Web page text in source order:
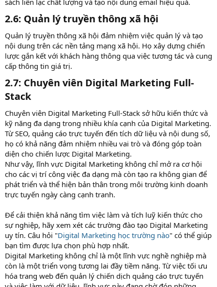
2.6: Quản lý truyền thông xã hội​
Quản lý truyền thông xã hội đảm nhiệm việc quản lý và tạo
nội dung trên các nền tảng mạng xã hội. Họ xây dựng chiến
lược gắn kết với khách hàng thông qua việc tương tác và cung
cấp thông tin giá trị.
2.7: Chuyên viên Digital Marketing Full-
Stack​
Chuyên viên Digital Marketing Full-Stack sở hữu kiến thức và
kỹ năng đa dạng trong nhiều khía cạnh của Digital Marketing.
Từ SEO, quảng cáo trực tuyến đến tích dữ liệu và nội dung số,
họ có khả năng đảm nhiệm nhiều vai trò và đóng góp toàn
diện cho chiến lược Digital Marketing.
Như vậy, lĩnh vực Digital Marketing không chỉ mở ra cơ hội
cho các vị trí công việc đa dạng mà còn tạo ra không gian để
phát triển và thể hiện bản thân trong môi trường kinh doanh
trực tuyến ngày càng cạnh tranh.
Để cải thiện khả năng tìm việc làm và tích luỹ kiến thức cho
sự nghiệp, hãy xem xét các trường đào tạo Digital Marketing
uy tín. Câu hỏi "Digital Marketing học trường nào" có thể giúp
bạn tìm được lựa chọn phù hợp nhất.
Digital Marketing không chỉ là một lĩnh vực nghề nghiệp mà
còn là một triển vọng tương lai đầy tiềm năng. Từ việc tối ưu
hóa trang web đến quản lý chiến dịch quảng cáo trực tuyến